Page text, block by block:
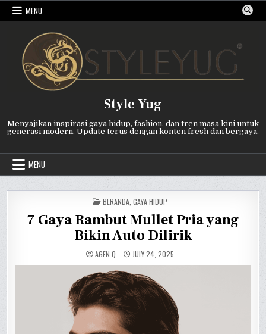
Skip
MENU
Style Yug
Menyajikan inspirasi gaya hidup, fashion, dan tren masa kini untuk
generasi modern. Update terus dengan konten fresh dan bergaya.
MENU
POSTED
IN
BERANDA GAYA HIDUP
7 Gaya Rambut Mullet Pria yang
Bikin Auto Dilirik
AGEN Q JULY 24, 2025